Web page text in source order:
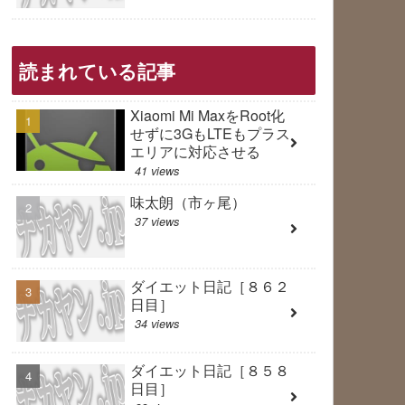
読まれている記事
Xiaomi Mi MaxをRoot化
せずに3GもLTEもプラス
エリアに対応させる
41 views
味太朗（市ヶ尾）
37 views
ダイエット日記［８６２
日目］
34 views
ダイエット日記［８５８
日目］